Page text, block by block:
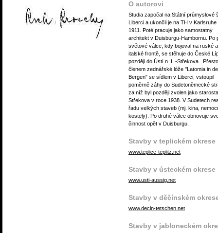
O autorovi
Studia započal na Státní průmyslové
Liberci a ukončil je na TH v
1911. Poté pracuje jako samostatný
architekt v Duisburgu-Hambornu. Po
světové válce, kdy bojoval na ruské a
italské frontě, se stěhuje do České
později do Ústí n. L.-Střekova.
členem zednářské lóže "Latomia in
Bergen" se sídlem v Liberci, vstoupil
poměrně záhy do Sudetoněmecké
za níž byl později zvolen jako starosta
Střekova v roce 1938. V Sudetech
řadu velkých staveb (mj. kina,
kostely). Po druhé válce obnovuje
činnost opět v Duisburgu.
Stavby v teplickém okrese
www.teplice-teplitz.net
Stavby v ústeckém okrese
www.usti-aussig.net
Stavby v děčínském
www.decin-tetschen.net
Stavby v jabloneckém